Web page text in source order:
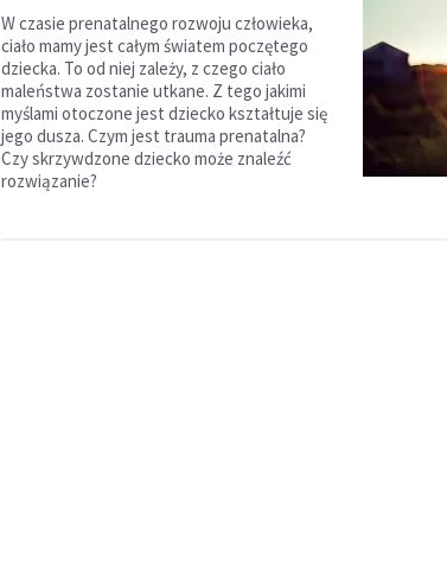
W czasie prenatalnego rozwoju człowieka,
ciało mamy jest całym światem poczętego
dziecka. To od niej zależy, z czego ciało
maleństwa zostanie utkane. Z tego jakimi
myślami otoczone jest dziecko kształtuje się
jego dusza. Czym jest trauma prenatalna?
Czy skrzywdzone dziecko może znaleźć
rozwiązanie?